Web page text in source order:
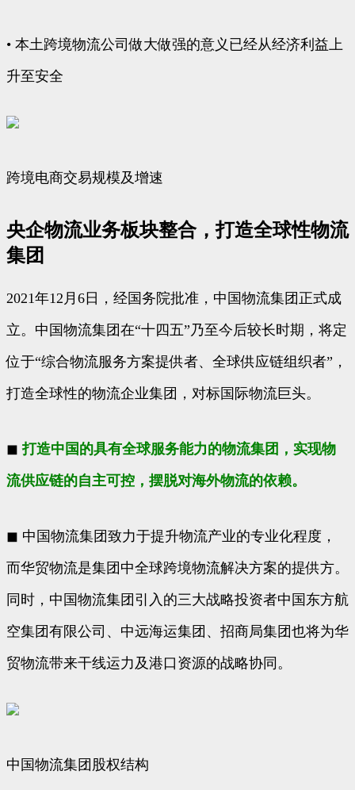
• 本土跨境物流公司做大做强的意义已经从经济利益上
升至安全
跨境电商交易规模及增速
央企物流业务板块整合，打造全球性物流
集团
2021年12月6日，经国务院批准，中国物流集团正式成
立。中国物流集团在“十四五”乃至今后较长时期，将定
位于“综合物流服务方案提供者、全球供应链组织者”，
打造全球性的物流企业集团，对标国际物流巨头。
◼ 打造中国的具有全球服务能力的物流集团，实现物
流供应链的自主可控，摆脱对海外物流的依赖。
◼ 中国物流集团致力于提升物流产业的专业化程度，
而华贸物流是集团中全球跨境物流解决方案的提供方。
同时，中国物流集团引入的三大战略投资者中国东方航
空集团有限公司、中远海运集团、招商局集团也将为华
贸物流带来干线运力及港口资源的战略协同。
中国物流集团股权结构